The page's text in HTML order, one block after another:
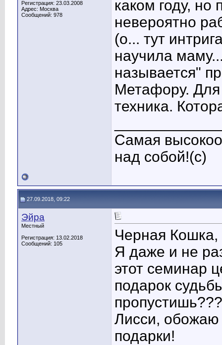
Регистрация: 23.03.2008
Адрес: Москва
Сообщений: 978
каком году, но
невероятно
(о... тут
научила
называется"
Метафору. Для
техника.
Самая
над собой!(с)
27.09.2018, 09:22
Эйра
Местный
Регистрация: 13.02.2018
Сообщений: 105
Черная Кошка,
Я даже и не
этот семинар
подарок
пропустишь???
Лисси, обожаю
подарки!